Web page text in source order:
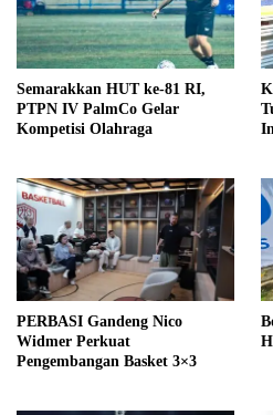
Semarakkan HUT ke-81 RI,
PTPN IV PalmCo Gelar
Kompetisi Olahraga
PERBASI Gandeng Nico
Widmer Perkuat
Pengembangan Basket 3×3